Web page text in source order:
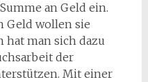
an Geld ein.
Geld wollen sie
hat man sich dazu
der
Mit einer